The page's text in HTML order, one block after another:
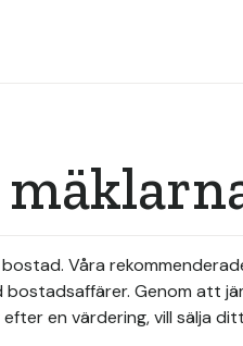
Våra
Genom att
en värdering, vill sälja